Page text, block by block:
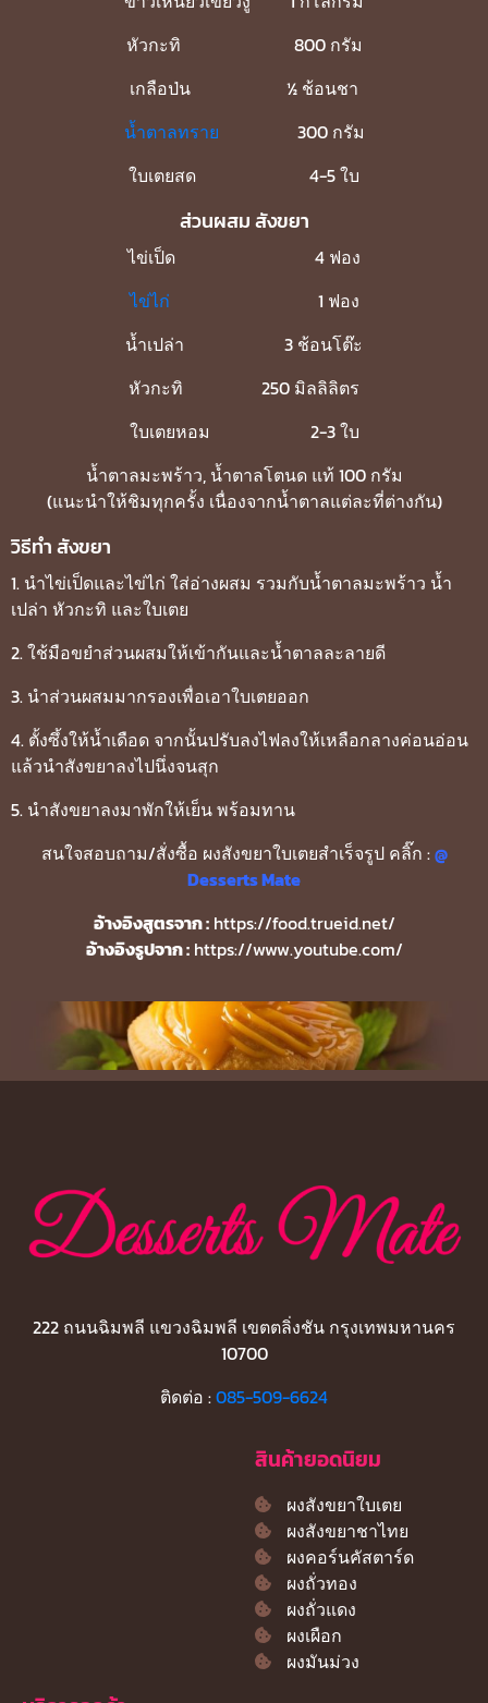
หัวกะทิ 800 กรัม
เกลือป่น ½ ช้อนชา
น้ำตาลทราย 300 กรัม
ใบเตยสด 4-5 ใบ
ส่วนผสม สังขยา
ไข่เป็ด 4 ฟอง
ไข่ไก่
1 ฟอง
น้ำเปล่า 3 ช้อนโต๊ะ
หัวกะทิ 250 มิลลิลิตร
ใบเตยหอม 2-3 ใบ
น้ำตาลมะพร้าว, น้ำตาลโตนด แท้ 100 กรัม
(แนะนำให้ชิมทุกครั้ง เนื่องจากน้ำตาลแต่ละที่ต่างกัน)
วิธีทำ สังขยา
1. นำไข่เป็ดและไข่ไก่ ใส่อ่างผสม รวมกับน้ำตาลมะพร้าว น้ำ
เปล่า หัวกะทิ และใบเตย
2. ใช้มือขยำส่วนผสมให้เข้ากันและน้ำตาลละลายดี
3. นำส่วนผสมมากรองเพื่อเอาใบเตยออก
4. ตั้งซึ้งให้น้ำเดือด จากนั้นปรับลงไฟลงให้เหลือกลางค่อนอ่อน
แล้วนำสังขยาลงไปนึ่งจนสุก
5. นำสังขยาลงมาพักให้เย็น พร้อมทาน
สนใจสอบถาม/สั่งซื้อ ผงสังขยาใบเตยสำเร็จรูป คลิ๊ก :@
Desserts Mate
อ้างอิงสูตรจาก :https://food.trueid.net/
อ้างอิงรูปจาก :https://www.youtube.com/
222 ถนนฉิมพลี แขวงฉิมพลี เขตตลิ่งชัน กรุงเทพมหานคร
10700
ติดต่อ :085-509-6624
สินค้ายอดนิยม
ผงสังขยาใบเตย
ผงสังขยาชาไทย
ผงคอร์นคัสตาร์ด
ผงถั่วทอง
ผงถั่วแดง
ผงเผือก
ผงมันม่วง